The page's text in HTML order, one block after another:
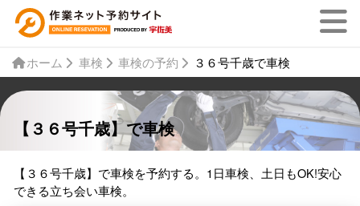
ホーム 車検 車検の予約 ３６号千歳で車検
【３６号千歳】で車検
【３６号千歳】で車検を予約する。1日車検、土日もOK!安心
できる立ち会い車検。